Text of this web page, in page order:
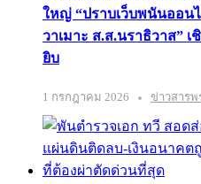
ใหญ่ “ปราบเว็บพนันออน
วาเมาะ ส.ส.นราธิวาส”
ยิบ
1 กรกฎาคม 2026 ข่าวสารพ